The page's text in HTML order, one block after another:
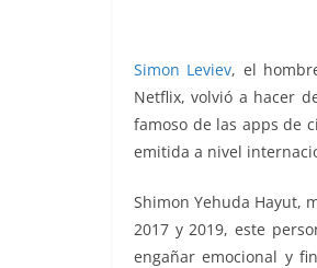
o
k
Simon Leviev, el
Netflix, volvió a hacer
famoso de las apps de
emitida a nivel
Shimon Yehuda Hayut,
2017 y 2019, este
engañar emocional y